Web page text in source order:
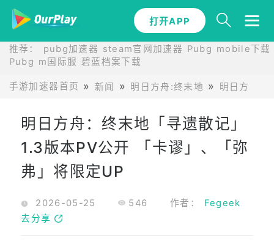
打开APP
推荐： pubg加速器 steam官网加速器 Pubg mobile下载
Pubg m国际服 碧蓝档案下载
手游加速器首页 新闻 明日方舟:终末地 明日方舟：
明日方舟：终末地「寻遗散记」
1.3版本PV公开 「卡谬」、「弥
弗」将限定UP
2026-05-25 546 作者： Fegeek
去分享